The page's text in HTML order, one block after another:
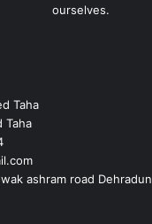
ourselves.
Taha
Taha
ashram road Dehradun